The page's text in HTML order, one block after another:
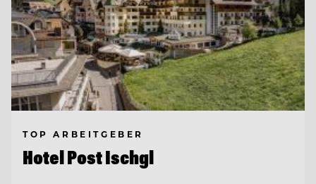
TOP ARBEITGEBER
Hotel Post Ischgl